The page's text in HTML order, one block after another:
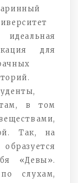
для
в том
Так, на
«Девы».
слухам,